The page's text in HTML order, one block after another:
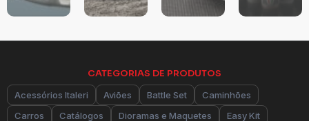
CATEGORIAS DE PRODUTOS
Acessórios Italeri Aviões Battle Set
Caminhões
Carros
Catálogos Dioramas e Maquetes
Easy Kit